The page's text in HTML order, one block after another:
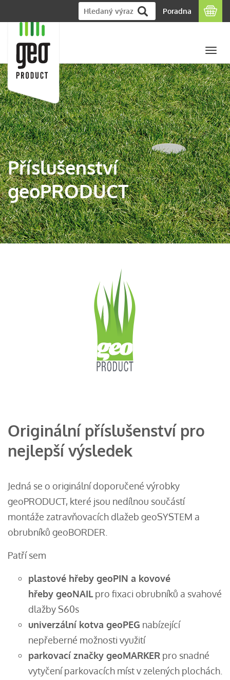
Poradna
Příslušenství
geoPRODUCT
Originální příslušenství pro
nejlepší výsledek
Jedná se o originální doporučené výrobky
geoPRODUCT, které jsou nedílnou součástí
montáže zatravňovacích dlažeb geoSYSTEM a
obrubníků geoBORDER.
Patří sem
plastové hřeby geoPIN a kovové
hřeby geoNAIL pro fixaci obrubníků a svahové
dlažby S60s
univerzální kotva geoPEG nabízející
nepřeberné možnosti využití
parkovací značky geoMARKER pro snadné
vytyčení parkovacích míst v zelených plochách.